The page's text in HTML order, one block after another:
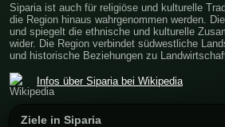
Siparia ist auch für religiöse und kulturelle
die Region hinaus wahrgenommen werden.
und spiegelt die ethnische und kulturelle
wider. Die Region verbindet südwestliche
und historische Beziehungen zu
Infos über Siparia bei Wikipedia
Ziele in Siparia